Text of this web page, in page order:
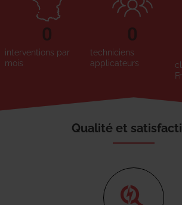
interventions par
mois
0
techniciens
applicateurs
0
Qualité et